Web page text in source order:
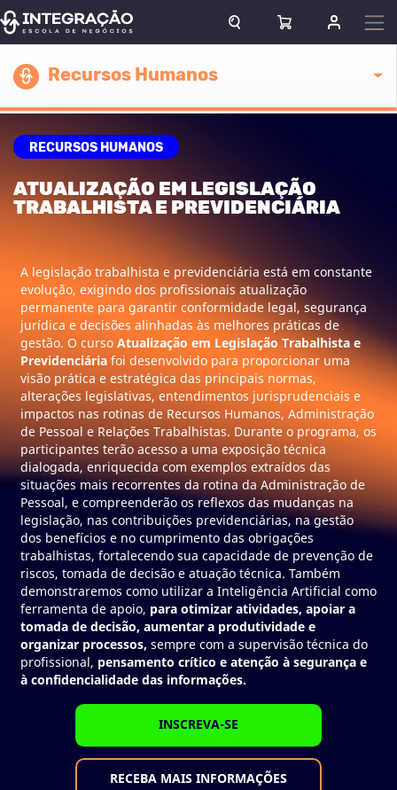
Pular para o conteúdo
ABRIR CAMPO DE BUSCA
ABRIR CARRINHO
ENTRAR
Recursos Humanos
RECURSOS HUMANOS
ATUALIZAÇÃO EM LEGISLAÇÃO
TRABALHISTA E PREVIDENCIÁRIA
A legislação trabalhista e previdenciária está em constante
evolução, exigindo dos profissionais atualização
permanente para garantir conformidade legal, segurança
jurídica e decisões alinhadas às melhores práticas de
gestão. O cursoAtualização em Legislação Trabalhista e
Previdenciáriafoi desenvolvido para proporcionar uma
visão prática e estratégica das principais normas,
alterações legislativas, entendimentos jurisprudenciais e
impactos nas rotinas de Recursos Humanos, Administração
de Pessoal e Relações Trabalhistas. Durante o programa, os
participantes terão acesso a uma exposição técnica
dialogada, enriquecida com exemplos extraídos das
situações mais recorrentes da rotina da Administração de
Pessoal, e compreenderão os reflexos das mudanças na
legislação, nas contribuições previdenciárias, na gestão
dos benefícios e no cumprimento das obrigações
trabalhistas, fortalecendo sua capacidade de prevenção de
riscos, tomada de decisão e atuação técnica. Também
demonstraremos como utilizar a Inteligência Artificial como
ferramenta de apoio, para otimizar atividades, apoiar a
tomada de decisão, aumentar a produtividade e
organizar processos, sempre com a supervisão técnica do
profissional, pensamento crítico e atenção à segurança e
à confidencialidade das informações.
INSCREVA-SE
RECEBA MAIS INFORMAÇÕES